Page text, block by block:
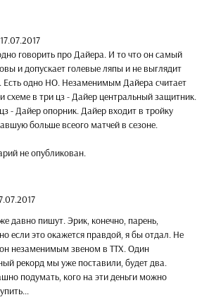
говорить про Дайера. И то что он самый
и допускает голевые ляпы и не выглядит
одно НО. Незаменимым Дайера считает
схеме в три цз - Дайер центральный защитник.
- Дайер опорник. Дайер входит в тройку
больше всеого матчей в сезоне.
не опубликован.
давно пишут. Эрик, конечно, парень,
если это окажется правдой, я бы отдал. Не
незаменимым звеном в ТТХ. Один
рекорд мы уже поставили, будет два.
подумать, кого на эти деньги можно